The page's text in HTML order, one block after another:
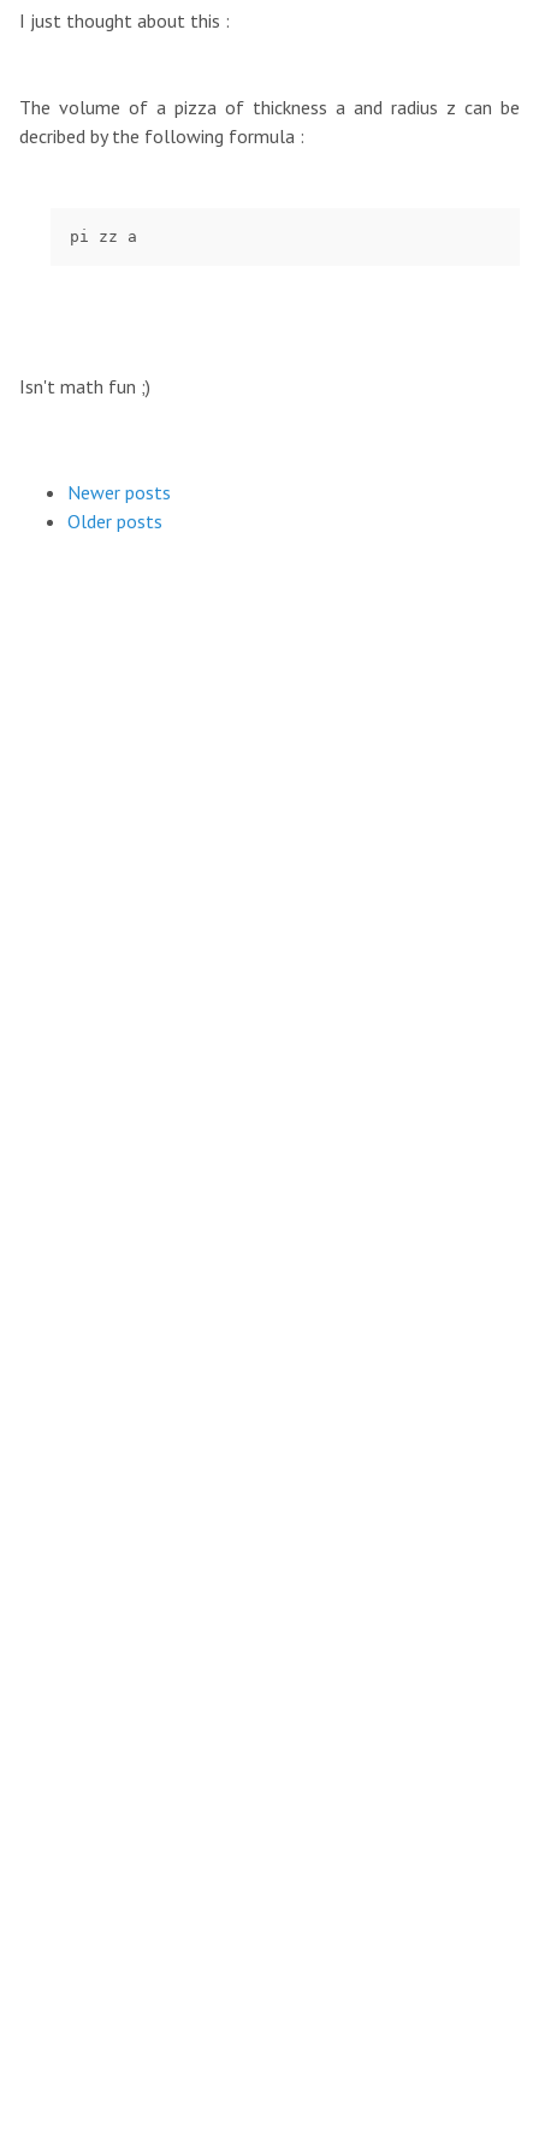
I just thought about this :
The volume of a pizza of thickness a and radius z can be
decribed by the following formula :
pi zz a
Isn't math fun ;)
Newer posts
Older posts